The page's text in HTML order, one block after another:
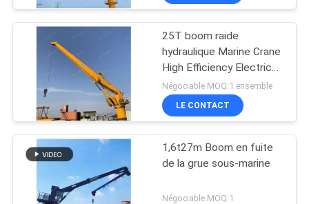
25T boom raide
hydraulique Marine Crane
High Efficiency Electric
For résistante
Négociable MOQ:1 ensemble
LE CONTACT
1,6t27m Boom en fuite
de la grue sous-marine
Négociable MOQ:1